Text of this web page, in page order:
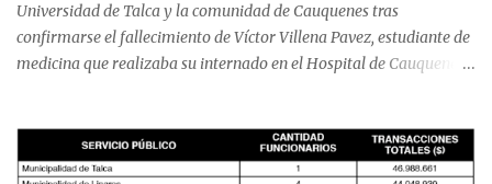
Universidad de Talca y la comunidad de Cauquenes tras
confirmarse el fallecimiento de Víctor Villena Pavez, estudiante de
medicina que realizaba su internado en el Hospital de Cauquenes.
malestares físicos. Dada la complejidad de su estado de salud, el
equipo médico determinó su traslado de urgencia al Hospital